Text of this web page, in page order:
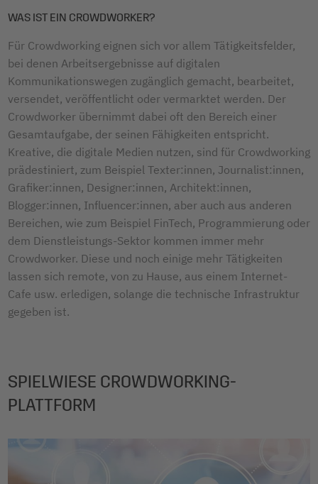
WAS IST EIN CROWDWORKER?
Für Crowdworking eignen sich vor allem Tätigkeitsfelder,
bei denen Arbeitsergebnisse auf digitalen
Kommunikationswegen zugänglich gemacht, bearbeitet,
versendet, veröffentlicht oder vermarktet werden. Der
Crowdworker übernimmt dabei oft den Bereich einer
Gesamtaufgabe, der seinen Fähigkeiten entspricht.
Kreative, die digitale Medien nutzen, sind für Crowdworking
prädestiniert, zum Beispiel Texter:innen, Journalist:innen,
Grafiker:innen, Designer:innen, Architekt:innen,
Blogger:innen, Influencer:innen, aber auch aus anderen
Bereichen, wie zum Beispiel FinTech, Programmierung oder
dem Dienstleistungs-Sektor kommen immer mehr
Crowdworker. Diese und noch einige mehr Tätigkeiten
lassen sich remote, von zu Hause, aus einem Internet-
Cafe usw. erledigen, solange die technische Infrastruktur
gegeben ist.
SPIELWIESE CROWDWORKING-
PLATTFORM